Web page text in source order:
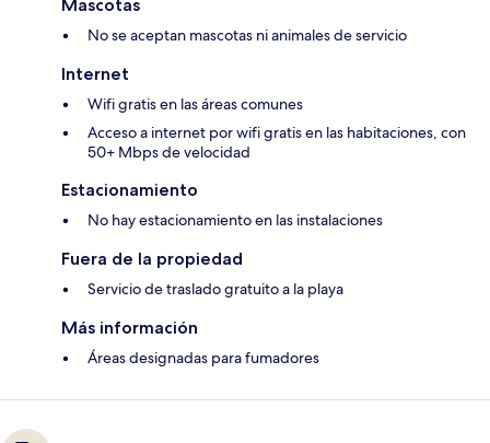
Mascotas
No se aceptan mascotas ni animales de servicio
Internet
Wifi gratis en las áreas comunes
Acceso a internet por wifi gratis en las habitaciones, con
50+ Mbps de velocidad
Estacionamiento
No hay estacionamiento en las instalaciones
Fuera de la propiedad
Servicio de traslado gratuito a la playa
Más información
Áreas designadas para fumadores